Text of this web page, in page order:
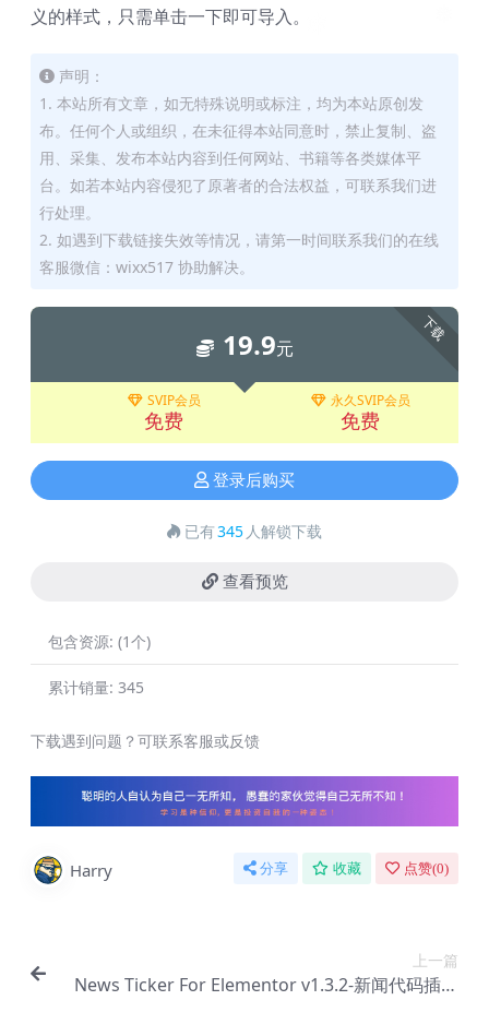
义的样式，只需单击一下即可导入。
声明：
1. 本站所有文章，如无特殊说明或标注，均为本站原创发
布。任何个人或组织，在未征得本站同意时，禁止复制、盗
用、采集、发布本站内容到任何网站、书籍等各类媒体平
台。如若本站内容侵犯了原著者的合法权益，可联系我们进
行处理。
2. 如遇到下载链接失效等情况，请第一时间联系我们的在线
客服微信：wixx517 协助解决。
下载
19.9元
SVIP会员
免费
永久SVIP会员
免费
登录后购买
已有345 人解锁下载
查看预览
包含资源: (1个)
累计销量: 345
下载遇到问题？可联系客服或反馈
Harry 分享 收藏 点赞(0)
上一篇
News Ticker For Elementor v1.3.2-新闻代码插件